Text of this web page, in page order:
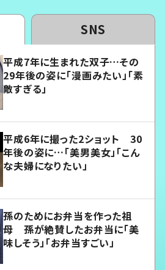
SNS
平成7年に生まれた双子…その
29年後の姿に「漫画みたい」「素
敵すぎる」
平成6年に撮った2ショット 30
年後の姿に…「美男美女」「こん
な夫婦になりたい」
孫のためにお弁当を作った祖
母 孫が絶賛したお弁当に「美
味しそう」「お弁当すごい」